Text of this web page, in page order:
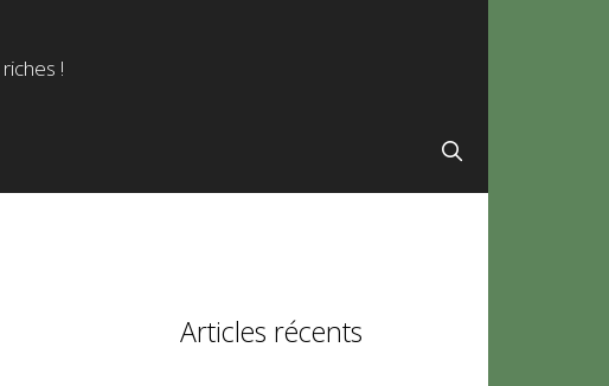
!
Articles récents